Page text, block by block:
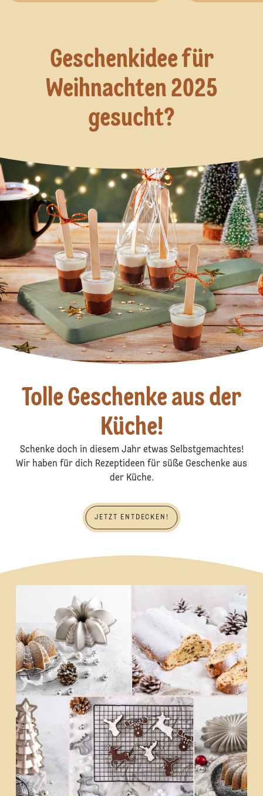
Geschenkidee für
Weihnachten 2025
gesucht?
Tolle Geschenke aus der
Küche!
Schenke doch in diesem Jahr etwas Selbstgemachtes!
Wir haben für dich Rezeptideen für süße Geschenke aus
der Küche.
JETZT ENTDECKEN!